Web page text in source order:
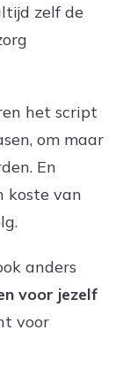
zelf de
het script
om maar
En
koste van
anders
voor jezelf
voor